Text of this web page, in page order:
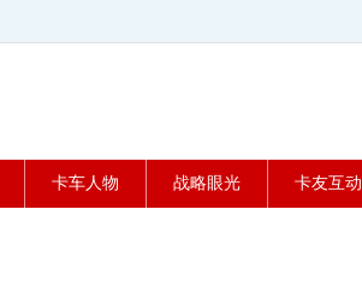
卡车人物 战略眼光 卡友互动